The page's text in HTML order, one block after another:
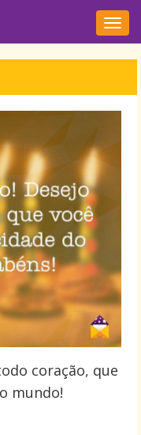
coração, que
mundo!